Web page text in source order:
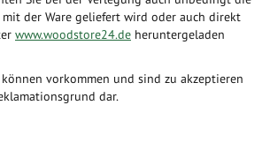
der Ware geliefert wird oder auch direkt
www.woodstore24.de heruntergeladen
vorkommen und sind zu akzeptieren
dar.